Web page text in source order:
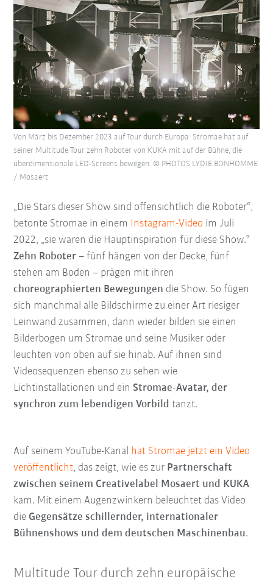
„Die Stars dieser Show sind offensichtlich die Roboter“,
betonte Stromae in einem Instagram-Video im Juli
2022, „sie waren die Hauptinspiration für diese Show.“
Zehn Roboter – fünf hängen von der Decke, fünf
stehen am Boden – prägen mit ihren
choreographierten Bewegungen die Show. So fügen
sich manchmal alle Bildschirme zu einer Art riesiger
Leinwand zusammen, dann wieder bilden sie einen
Bilderbogen um Stromae und seine Musiker oder
leuchten von oben auf sie hinab. Auf ihnen sind
Videosequenzen ebenso zu sehen wie
Lichtinstallationen und einStromae-Avatar, der
synchron zum lebendigen Vorbild tanzt.
Von März bis Dezember 2023 auf Tour durch Europa: Stromae hat auf
seiner Multitude Tour zehn Roboter von KUKA mit auf der Bühne, die
überdimensionale LED-Screens bewegen. © PHOTOS LYDIE BONHOMME
/ Mosaert
Auf seinem YouTube-Kanal hat Stromae jetzt ein Video
veröffentlicht, das zeigt, wie es zur Partnerschaft
zwischen seinem Creativelabel Mosaert und KUKA
kam. Mit einem Augenzwinkern beleuchtet das Video
die Gegensätze schillernder, internationaler
Bühnenshows und dem deutschen Maschinenbau.
Multitude Tour durch zehn europäische